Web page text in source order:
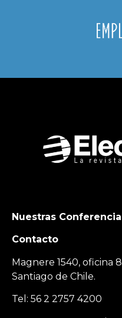
Nuestras
Contacto
Magnere 1540, oficina
Santiago de Chile.
Tel: 56 2 2757 4200